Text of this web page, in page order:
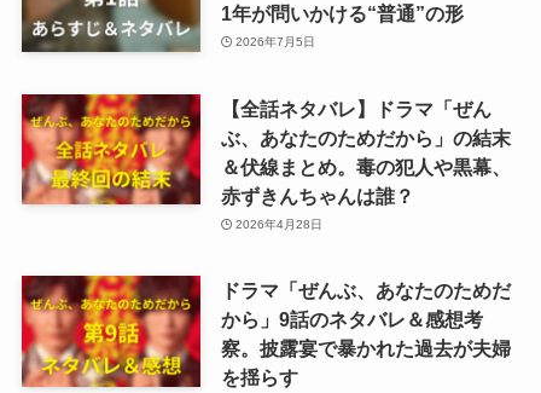
1年が問いかける“普通”の形
2026年7月5日
【全話ネタバレ】ドラマ「ぜん
ぶ、あなたのためだから」の結末
＆伏線まとめ。毒の犯人や黒幕、
赤ずきんちゃんは誰？
2026年4月28日
ドラマ「ぜんぶ、あなたのためだ
から」9話のネタバレ＆感想考
察。披露宴で暴かれた過去が夫婦
を揺らす